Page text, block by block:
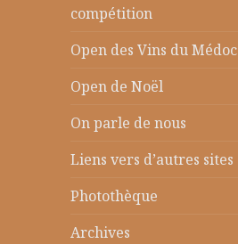
compétition
Open des Vins du Médoc
Open de Noël
On parle de nous
Liens vers d’autres sites
Photothèque
Archives